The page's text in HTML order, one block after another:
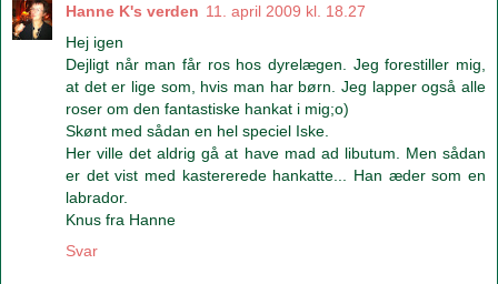
Hanne K's verden 11. april 2009 kl. 18.27
Hej igen
Dejligt når man får ros hos dyrelægen. Jeg forestiller mig,
at det er lige som, hvis man har børn. Jeg lapper også alle
roser om den fantastiske hankat i mig;o)
Skønt med sådan en hel speciel Iske.
Her ville det aldrig gå at have mad ad libutum. Men sådan
er det vist med kastererede hankatte... Han æder som en
labrador.
Knus fra Hanne
Svar